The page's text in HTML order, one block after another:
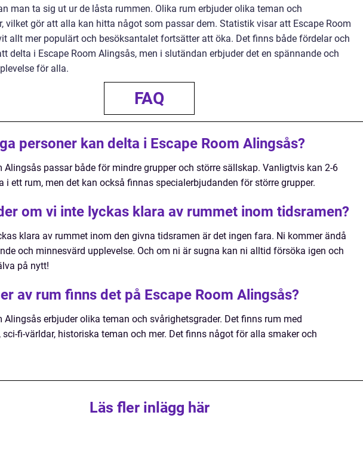
man ta sig ut ur de låsta rummen. Olika rum erbjuder olika teman och
vilket gör att alla kan hitta något som passar dem. Statistik visar att Escape Room
allt mer populärt och besöksantalet fortsätter att öka. Det finns både fördelar och
delta i Escape Room Alingsås, men i slutändan erbjuder det en spännande och
för alla.
FAQ
personer kan delta i Escape Room Alingsås?
Alingsås passar både för mindre grupper och större sällskap. Vanligtvis kan 2-6
i ett rum, men det kan också finnas specialerbjudanden för större grupper.
om vi inte lyckas klara av rummet inom tidsramen?
klara av rummet inom den givna tidsramen är det ingen fara. Ni kommer ändå
och minnesvärd upplevelse. Och om ni är sugna kan ni alltid försöka igen och
på nytt!
av rum finns det på Escape Room Alingsås?
Alingsås erbjuder olika teman och svårighetsgrader. Det finns rum med
sci-fi-världar, historiska teman och mer. Det finns något för alla smaker och
Läs fler inlägg här